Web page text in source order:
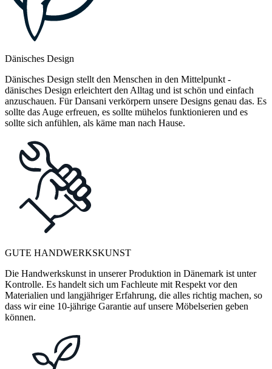
Dänisches Design
Dänisches Design stellt den Menschen in den Mittelpunkt -
dänisches Design erleichtert den Alltag und ist schön und einfach
anzuschauen. Für Dansani verkörpern unsere Designs genau das. Es
sollte das Auge erfreuen, es sollte mühelos funktionieren und es
sollte sich anfühlen, als käme man nach Hause.
GUTE HANDWERKSKUNST
Die Handwerkskunst in unserer Produktion in Dänemark ist unter
Kontrolle. Es handelt sich um Fachleute mit Respekt vor den
Materialien und langjähriger Erfahrung, die alles richtig machen, so
dass wir eine 10-jährige Garantie auf unsere Möbelserien geben
können.